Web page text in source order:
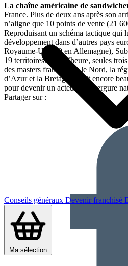
Conseils généraux Devenir franchisé
Ma sélection
La chaîne américaine de
France. Plus de deux ans après son
n’aligne que 10 points de vente (21
Reproduisant un schéma tactique qui
développement dans d’autres pays
Royaume-Uni, 90 en Allemagne),
19 territoires. Pour l’heure, seules
des masters franchisés : le Nord, la
d’Azur et la Bretagne. Soit encore
pour devenir un acteur d’envergure
Partager sur :